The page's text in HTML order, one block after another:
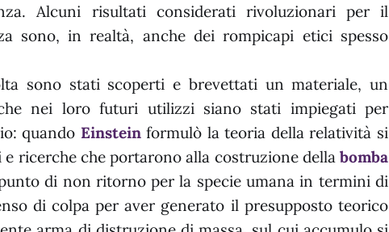
Alcuni risultati considerati rivoluzionari per il
sono, in realtà, anche dei rompicapi etici spesso
sono stati scoperti e brevettati un materiale, un
nei loro futuri utilizzi siano stati impiegati per
quando Einsteinformulò la teoria della relatività si
ricerche che portarono alla costruzione della bomba
di non ritorno per la specie umana in termini di
di colpa per aver generato il presupposto teorico